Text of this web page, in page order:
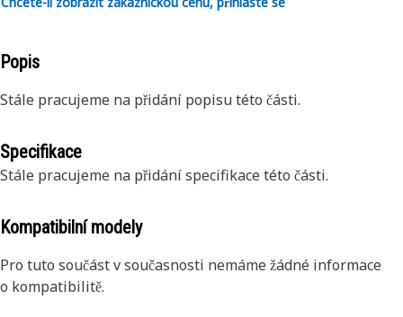
Popis
Stále pracujeme na přidání popisu této části.
Specifikace
Stále pracujeme na přidání specifikace této části.
Kompatibilní modely
Pro tuto součást v současnosti nemáme žádné informace
o kompatibilitě.